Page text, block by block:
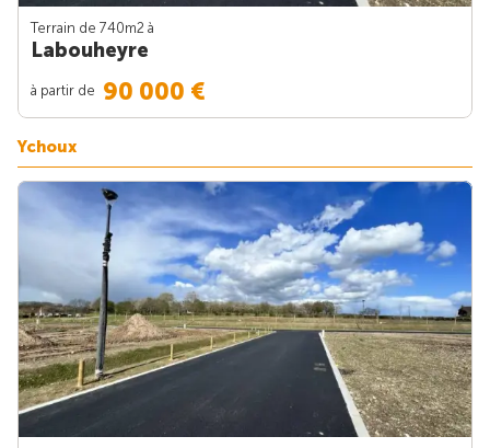
Terrain de 740m2 à
Labouheyre
à partir de 90 000 €
Ychoux